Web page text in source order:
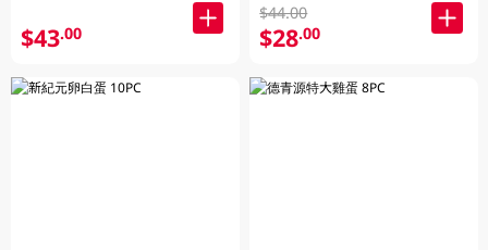
$43.00
$44.00
$28.00